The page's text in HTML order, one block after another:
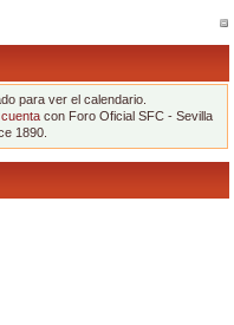
para ver el calendario.
con Foro Oficial SFC - Sevilla
1890.